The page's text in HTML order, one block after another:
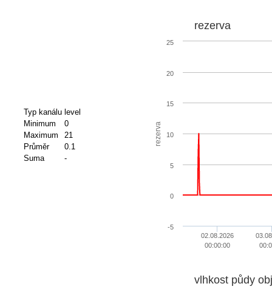
Typ kanálu level
Minimum
0
Maximum
21
Průměr
0.1
Suma
-
rezerva
rezerva
02.08.2026
00:00:00
-5
0
5
10
15
20
25
vlhkost